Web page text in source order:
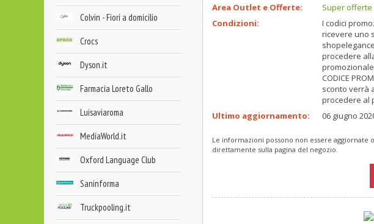
Colvin - Fiori a domicilio
Crocs
Dyson.it
Farmacia Loreto Gallo
Luisaviaroma
MediaWorld.it
Oxford Language Club
Saninforma
Truckpooling.it
Area Outlet e Offerte:
Super
Condizioni:
I codici
ricevere uno
procedere
CODICE
sconto verrà
procedere al
Ultimo aggiornamento:
06 giugno
Le informazioni possono non essere
direttamente sulla pagina del negozio.